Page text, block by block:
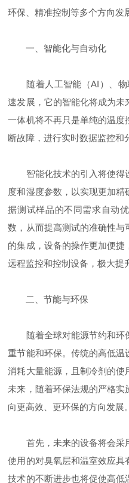
环保、精准控制等多个方向发
一、智能化与自动化
随着人工智能（AI）、物
速发展，它的智能化将成为未
一体机将不再只是单纯的温度
断故障，进行实时数据监控和
智能化技术的引入将使得
度和湿度参数，以实现更加
据测试样品的不同需求自动
数，从而提高测试的准确性
的集成，设备的操作更加便
远程监控和控制设备，极大提
二、节能与环保
随着全球对能源节约和环
重节能和环保。传统的高低温
消耗大量能源，且制冷剂的使
未来，随着环保法规的严格
向更高效、更环保的方向发展。
首先，未来的设备将会采
使用的对臭氧层和温室效应
技术的不断进步也将促使高